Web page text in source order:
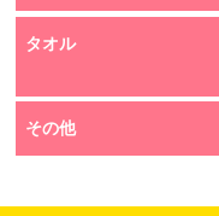
タオル
その他